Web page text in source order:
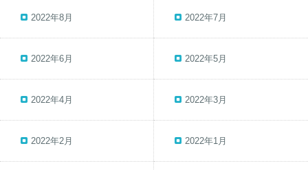
2022年8月 2022年7月
2022年6月 2022年5月
2022年4月 2022年3月
2022年2月 2022年1月